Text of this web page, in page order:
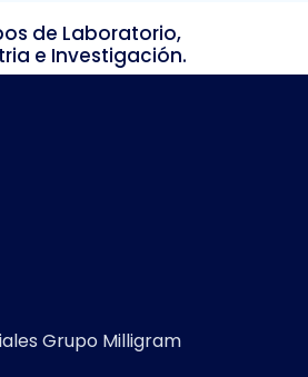
de Laboratorio,
e Investigación.
Grupo Milligram